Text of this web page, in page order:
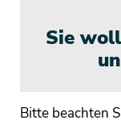
Sie
Bitte beachten